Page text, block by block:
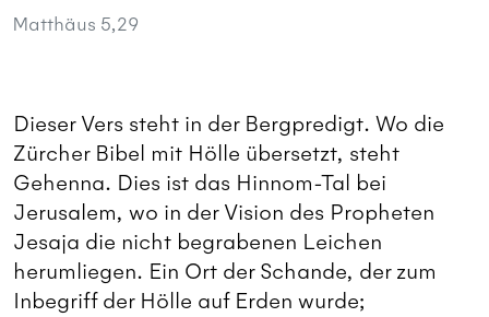
Matthäus 5,29
Dieser Vers steht in der Bergpredigt. Wo die
Zürcher Bibel mit Hölle übersetzt, steht
Gehenna. Dies ist das Hinnom-Tal bei
Jerusalem, wo in der Vision des Propheten
Jesaja die nicht begrabenen Leichen
herumliegen. Ein Ort der Schande, der zum
Inbegriff der Hölle auf Erden wurde;